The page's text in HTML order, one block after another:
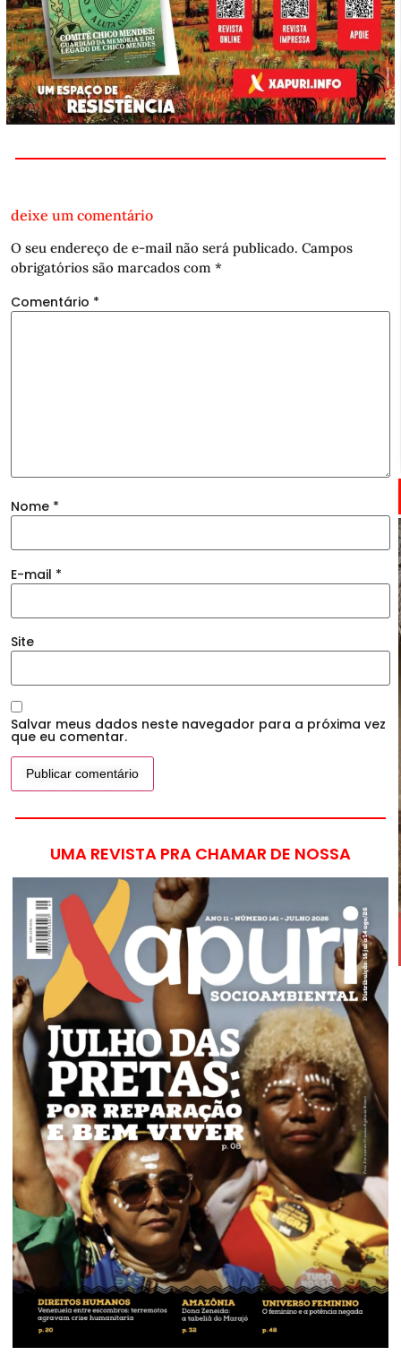
deixe um comentário
O seu endereço de e-mail não será publicado. Campos
obrigatórios são marcados com *
Comentário *
Nome *
E-mail *
Site
Salvar meus dados neste navegador para a próxima vez
que eu comentar.
UMA REVISTA PRA CHAMAR DE NOSSA